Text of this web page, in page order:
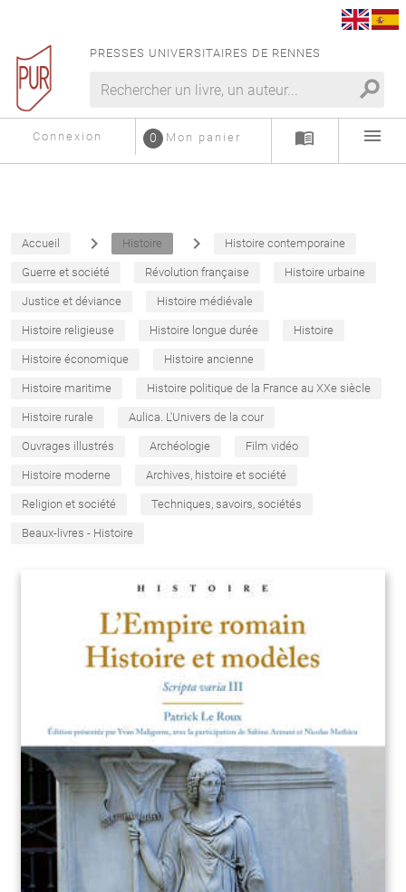
PRESSES UNIVERSITAIRES DE RENNES
search
Connexion Mon panier
0 menu_book menu
Accueil navigate_next Histoire navigate_next Histoire contemporaine
Guerre et société Révolution française Histoire urbaine
Justice et déviance Histoire médiévale
Histoire religieuse Histoire longue durée Histoire
Histoire économique Histoire ancienne
Histoire maritime Histoire politique de la France au XXe siècle
Histoire rurale Aulica. L'Univers de la cour
Ouvrages illustrés Archéologie Film vidéo
Histoire moderne Archives, histoire et société
Religion et société Techniques, savoirs, sociétés
Beaux-livres - Histoire